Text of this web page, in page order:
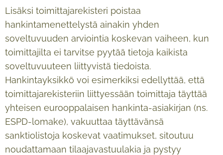
Lisäksi toimittajarekisteri poistaa
hankintamenettelystä ainakin yhden
soveltuvuuden arviointia koskevan vaiheen, kun
toimittajilta ei tarvitse pyytää tietoja kaikista
soveltuvuuteen liittyvistä tiedoista.
Hankintayksikkö voi esimerkiksi edellyttää, että
toimittajarekisteriin liittyessään toimittaja täyttää
yhteisen eurooppalaisen hankinta-asiakirjan (ns.
ESPD-lomake), vakuuttaa täyttävänsä
sanktiolistoja koskevat vaatimukset, sitoutuu
noudattamaan tilaajavastuulakia ja pystyy